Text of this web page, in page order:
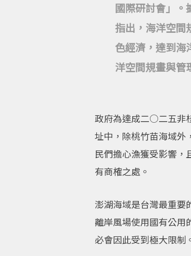
國際研討會」。
指出，海洋空間
色經濟，達到海
洋空間規畫與管
政府為達成二○二五非
址中，除桃竹苗海域外，
民們擔心漁獲受影響
有商榷之處。
澎湖海域是台灣最重要
離岸風場使用國有公用
必會因此受到極大限制